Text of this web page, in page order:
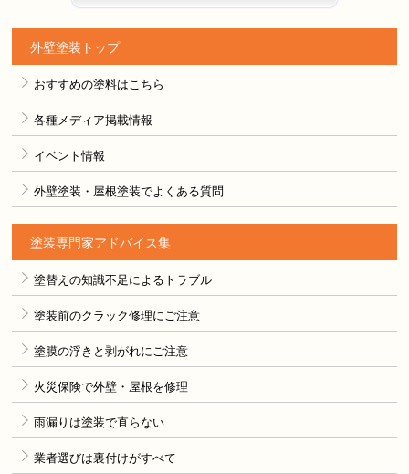
外壁塗装トップ
おすすめの塗料はこちら
各種メディア掲載情報
イベント情報
外壁塗装・屋根塗装でよくある質問
塗装専門家アドバイス集
塗替えの知識不足によるトラブル
塗装前のクラック修理にご注意
塗膜の浮きと剥がれにご注意
火災保険で外壁・屋根を修理
雨漏りは塗装で直らない
業者選びは裏付けがすべて